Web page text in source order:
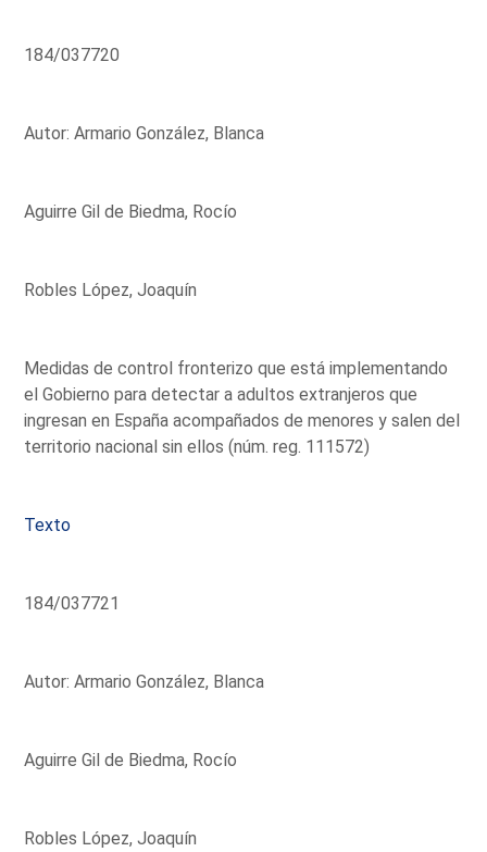
184/037720
Autor: Armario González, Blanca
Aguirre Gil de Biedma, Rocío
Robles López, Joaquín
Medidas de control fronterizo que está implementando
el Gobierno para detectar a adultos extranjeros que
ingresan en España acompañados de menores y salen del
territorio nacional sin ellos (núm. reg. 111572)
Texto
184/037721
Autor: Armario González, Blanca
Aguirre Gil de Biedma, Rocío
Robles López, Joaquín